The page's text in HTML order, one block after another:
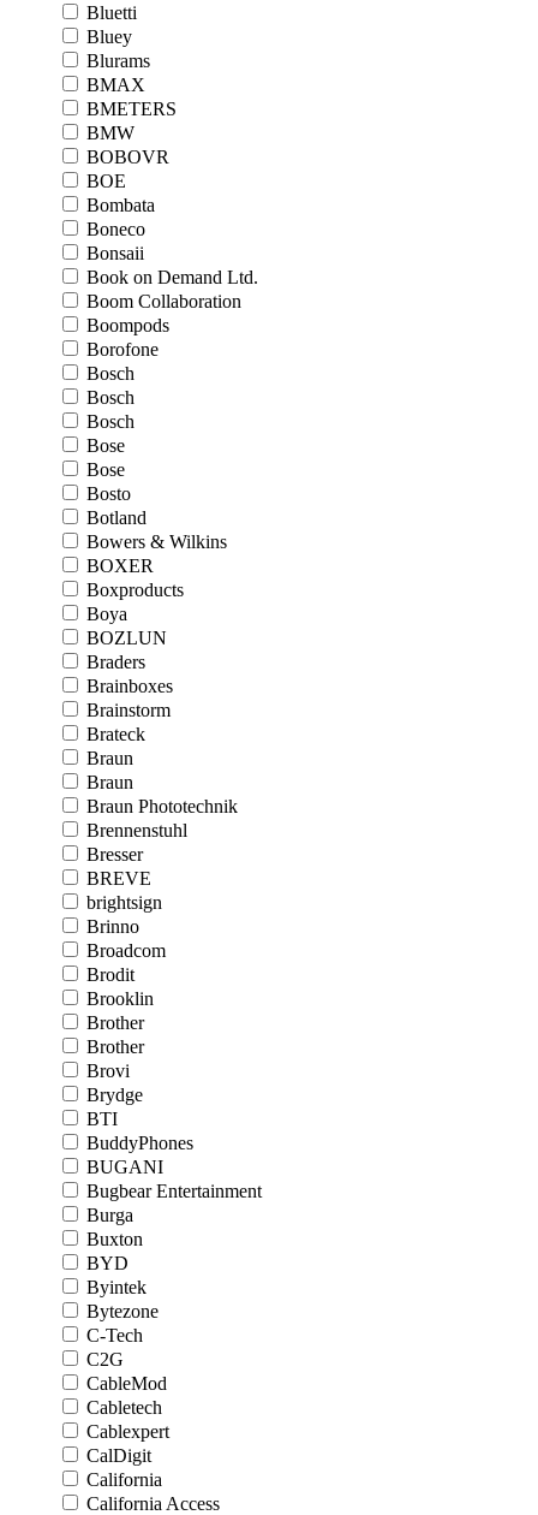
Bluetti
Bluey
Blurams
BMAX
BMETERS
BMW
BOBOVR
BOE
Bombata
Boneco
Bonsaii
Book on Demand Ltd.
Boom Collaboration
Boompods
Borofone
Bosch
Bosch
Bosch
Bose
Bose
Bosto
Botland
Bowers & Wilkins
BOXER
Boxproducts
Boya
BOZLUN
Braders
Brainboxes
Brainstorm
Brateck
Braun
Braun
Braun Phototechnik
Brennenstuhl
Bresser
BREVE
brightsign
Brinno
Broadcom
Brodit
Brooklin
Brother
Brother
Brovi
Brydge
BTI
BuddyPhones
BUGANI
Bugbear Entertainment
Burga
Buxton
BYD
Byintek
Bytezone
C-Tech
C2G
CableMod
Cabletech
Cablexpert
CalDigit
California
California Access